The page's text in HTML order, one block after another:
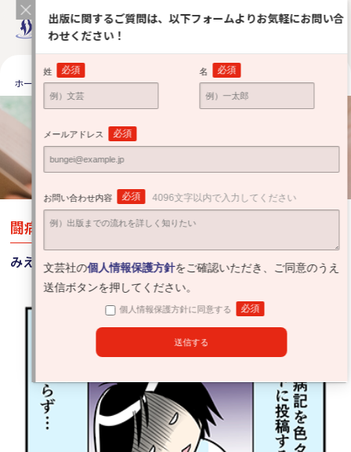
ホーム 出版をお考えの方へ それぞれの出版体験 みえっちさん
それぞれの出版体験
Road to publishing
闘病を経て、夢だった単行本を出版！！
みえっちさん
出版に関するご質問は、以下フォームよりお気軽にお問い合
わせください！
姓 必須 名 必須
メールアドレス 必須
お問い合わせ内容 必須 4096文字以内で入力してください
文芸社の個人情報保護方針をご確認いただき、ご同意のうえ
送信ボタンを押してください。
個人情報保護方針に同意する 必須